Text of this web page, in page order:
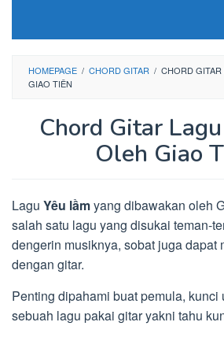
HOMEPAGE / CHORD GITAR / CHORD
GIAO TIÊN
Chord Gitar
Oleh Giao
Lagu Yêu lầmyang dibawakan oleh
salah satu lagu yang disukai teman-
dengerin musiknya, sobat juga dapat
dengan gitar.
Penting dipahami buat pemula, kunci
sebuah lagu pakai gitar yakni tahu